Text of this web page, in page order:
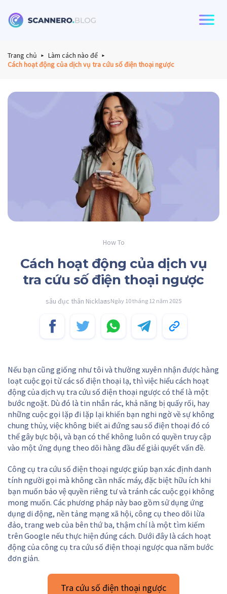
Trang chủ
Làm cách nào để
Cách hoạt động của dịch vụ tra cứu số điện thoại ngược
How To
Cách hoạt động của dịch vụ
tra cứu số điện thoại ngược
sâu đục thân NicklausNgày 10 tháng 12 năm 2025
Nếu bạn cũng giống như tôi và thường xuyên nhận được hàng
loạt cuộc gọi từ các số điện thoại lạ, thì việc hiểu cách hoạt
động của dịch vụ tra cứu số điện thoại ngược có thể là một
bước ngoặt. Dù đó là tin nhắn rác, khả năng bị quấy rối, hay
những cuộc gọi lặp đi lặp lại khiến bạn nghi ngờ về sự không
chung thủy, việc không biết ai đứng sau số điện thoại đó có
thể gây bực bội, và bạn có thể không luôn có quyền truy cập
vào một ứng dụng theo dõi hàng đầu để giải quyết vấn đề.
Công cụ tra cứu số điện thoại ngược giúp bạn xác định danh
tính người gọi mà không cần nhấc máy, đặc biệt hữu ích khi
bạn muốn bảo vệ quyền riêng tư và tránh các cuộc gọi không
mong muốn. Các phương pháp này bao gồm sử dụng ứng
dụng di động, nền tảng mạng xã hội, công cụ theo dõi lừa
đảo, trang web của bên thứ ba, thậm chí là một tìm kiếm
trên Google nếu thực hiện đúng cách. Dưới đây là cách hoạt
động của công cụ tra cứu số điện thoại ngược qua năm bước
đơn giản.
Tra cứu số điện thoại ngược